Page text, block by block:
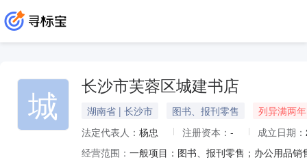
城 长沙市芙蓉区城建书店
湖南省 | 长沙市 图书、报刊零售
列异满两
法定代表人： 杨忠 注册资本： - 成立日期：
经营范围： 一般项目：图书、报刊零售；办公用品